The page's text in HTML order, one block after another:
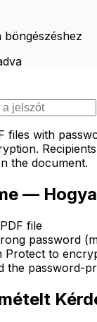
böngészéshez
files with
the document.
—
file
password
Protect to
the password-